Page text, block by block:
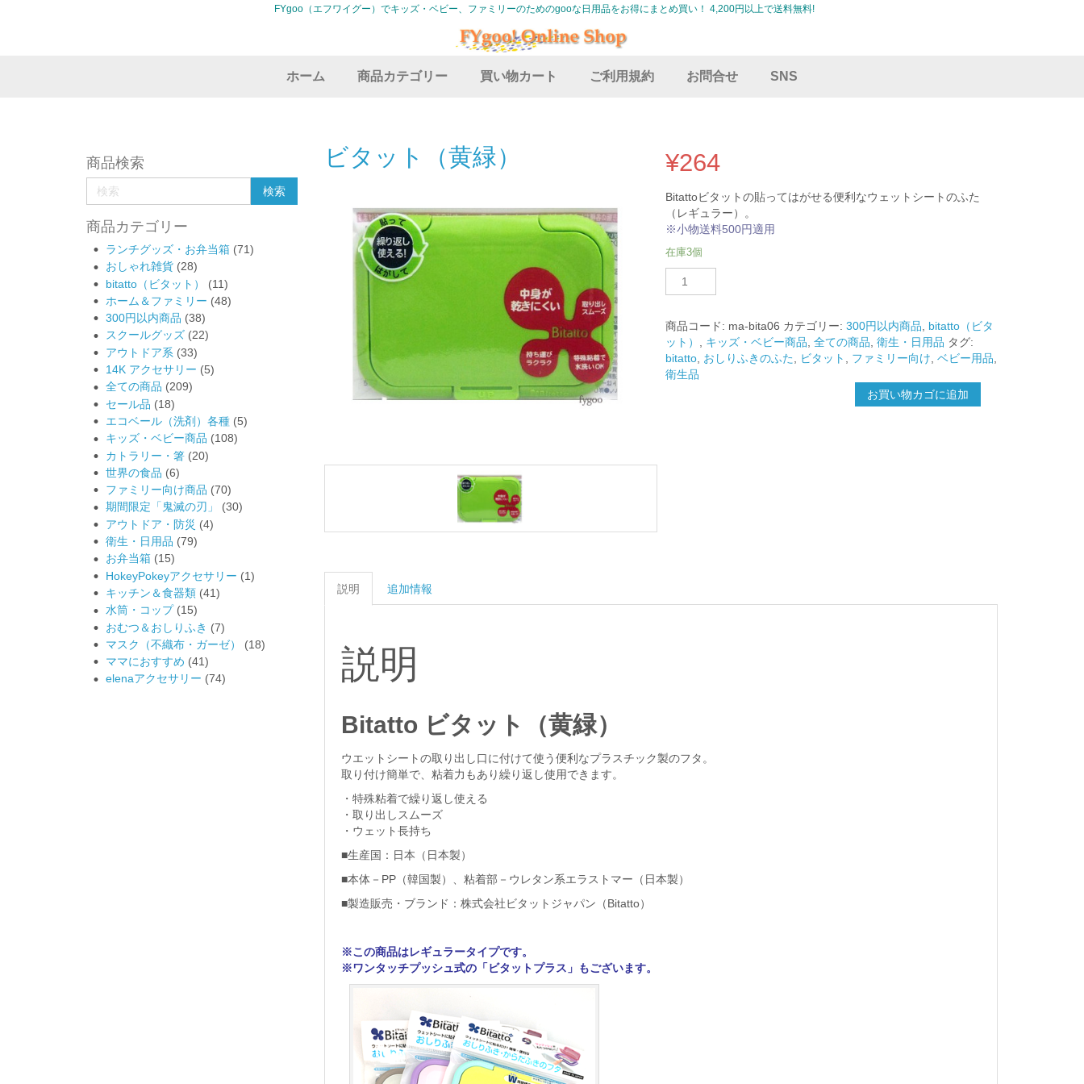
FYgoo（エフワイグー）でキッズ・ベビー、ファミリーのためのgooな日用品をお得にまとめ買い！ 4,200円以上で送料無料!
ホーム 商品カテゴリー 買い物カート ご利用規約 お問合せ SNS
商品検索
商品カテゴリー
ランチグッズ・お弁当箱 (71)
おしゃれ雑貨 (28)
bitatto（ビタット）
(11)
ホーム＆ファミリー (48)
300円以内商品 (38)
スクールグッズ (22)
アウトドア系 (33)
14K アクセサリー (5)
全ての商品 (209)
セール品 (18)
エコベール（洗剤）各種 (5)
キッズ・ベビー商品 (108)
カトラリー・箸 (20)
世界の食品 (6)
ファミリー向け商品 (70)
期間限定「鬼滅の刃」
(30)
アウトドア・防災 (4)
衛生・日用品 (79)
お弁当箱 (15)
HokeyPokeyアクセサリー (1)
キッチン＆食器類 (41)
水筒・コップ (15)
おむつ＆おしりふき (7)
マスク（不織布・ガーゼ）
(18)
ママにおすすめ (41)
elenaアクセサリー (74)
ビタット（黄緑） ¥264
Bitattoビタットの貼ってはがせる便利なウェットシートのふた
（レギュラー）。
※小物送料500円適用
在庫3個
ト
（黄
緑）
個
商品コード: ma-bita06 カテゴリー: 300円以内商品
bitatto（ビタ
ット）
キッズ・ベビー商品 全ての商品 衛生・日用品 タグ:
bitatto, おしりふきのふた ビタット ファミリー向け ベビー用品
衛生品
お買い物カゴに追加
説明 追加情報
説明
Bitatto ビタット（黄緑）
ウエットシートの取り出し口に付けて使う便利なプラスチック製のフタ。
取り付け簡単で、粘着力もあり繰り返し使用できます。
・特殊粘着で繰り返し使える
・取り出しスムーズ
・ウェット長持ち
■生産国：日本（日本製）
■本体－PP（韓国製）、粘着部－ウレタン系エラストマー（日本製）
■製造販売・ブランド：株式会社ビタットジャパン（Bitatto）
※この商品はレギュラータイプです。
※ワンタッチプッシュ式の「ビタットプラス 」もございます。